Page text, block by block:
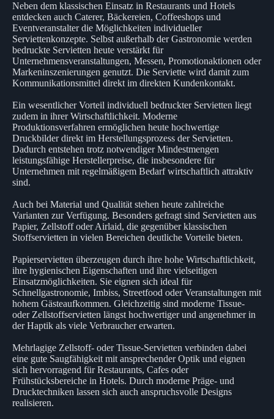
Neben dem klassischen Einsatz in Restaurants und Hotels
entdecken auch Caterer, Bäckereien, Coffeeshops und
Eventveranstalter die Möglichkeiten individueller
Serviettenkonzepte. Selbst außerhalb der Gastronomie werden
bedruckte Servietten heute verstärkt für
Unternehmensveranstaltungen, Messen, Promotionaktionen oder
Markeninszenierungen genutzt. Die Serviette wird damit zum
Kommunikationsmittel direkt im direkten Kundenkontakt.
Ein wesentlicher Vorteil individuell bedruckter Servietten liegt
zudem in ihrer Wirtschaftlichkeit. Moderne
Produktionsverfahren ermöglichen heute hochwertige
Druckbilder direkt im Herstellungsprozess der Servietten.
Dadurch entstehen trotz notwendiger Mindestmengen
leistungsfähige Herstellerpreise, die insbesondere für
Unternehmen mit regelmäßigem Bedarf wirtschaftlich attraktiv
sind.
Auch bei Material und Qualität stehen heute zahlreiche
Varianten zur Verfügung. Besonders gefragt sind Servietten aus
Papier, Zellstoff oder Airlaid, die gegenüber klassischen
Stoffservietten in vielen Bereichen deutliche Vorteile bieten.
Papierservietten überzeugen durch ihre hohe Wirtschaftlichkeit,
ihre hygienischen Eigenschaften und ihre vielseitigen
Einsatzmöglichkeiten. Sie eignen sich ideal für
Schnellgastronomie, Imbiss, Streetfood oder Veranstaltungen mit
hohem Gästeaufkommen. Gleichzeitig sind moderne Tissue-
oder Zellstoffservietten längst hochwertiger und angenehmer in
der Haptik als viele Verbraucher erwarten.
Mehrlagige Zellstoff- oder Tissue-Servietten verbinden dabei
eine gute Saugfähigkeit mit ansprechender Optik und eignen
sich hervorragend für Restaurants, Cafes oder
Frühstücksbereiche in Hotels. Durch moderne Präge- und
Drucktechniken lassen sich auch anspruchsvolle Designs
realisieren.